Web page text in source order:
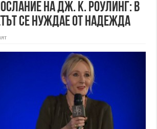
на Дж. К. Роулинг: В
се нуждае от надежда